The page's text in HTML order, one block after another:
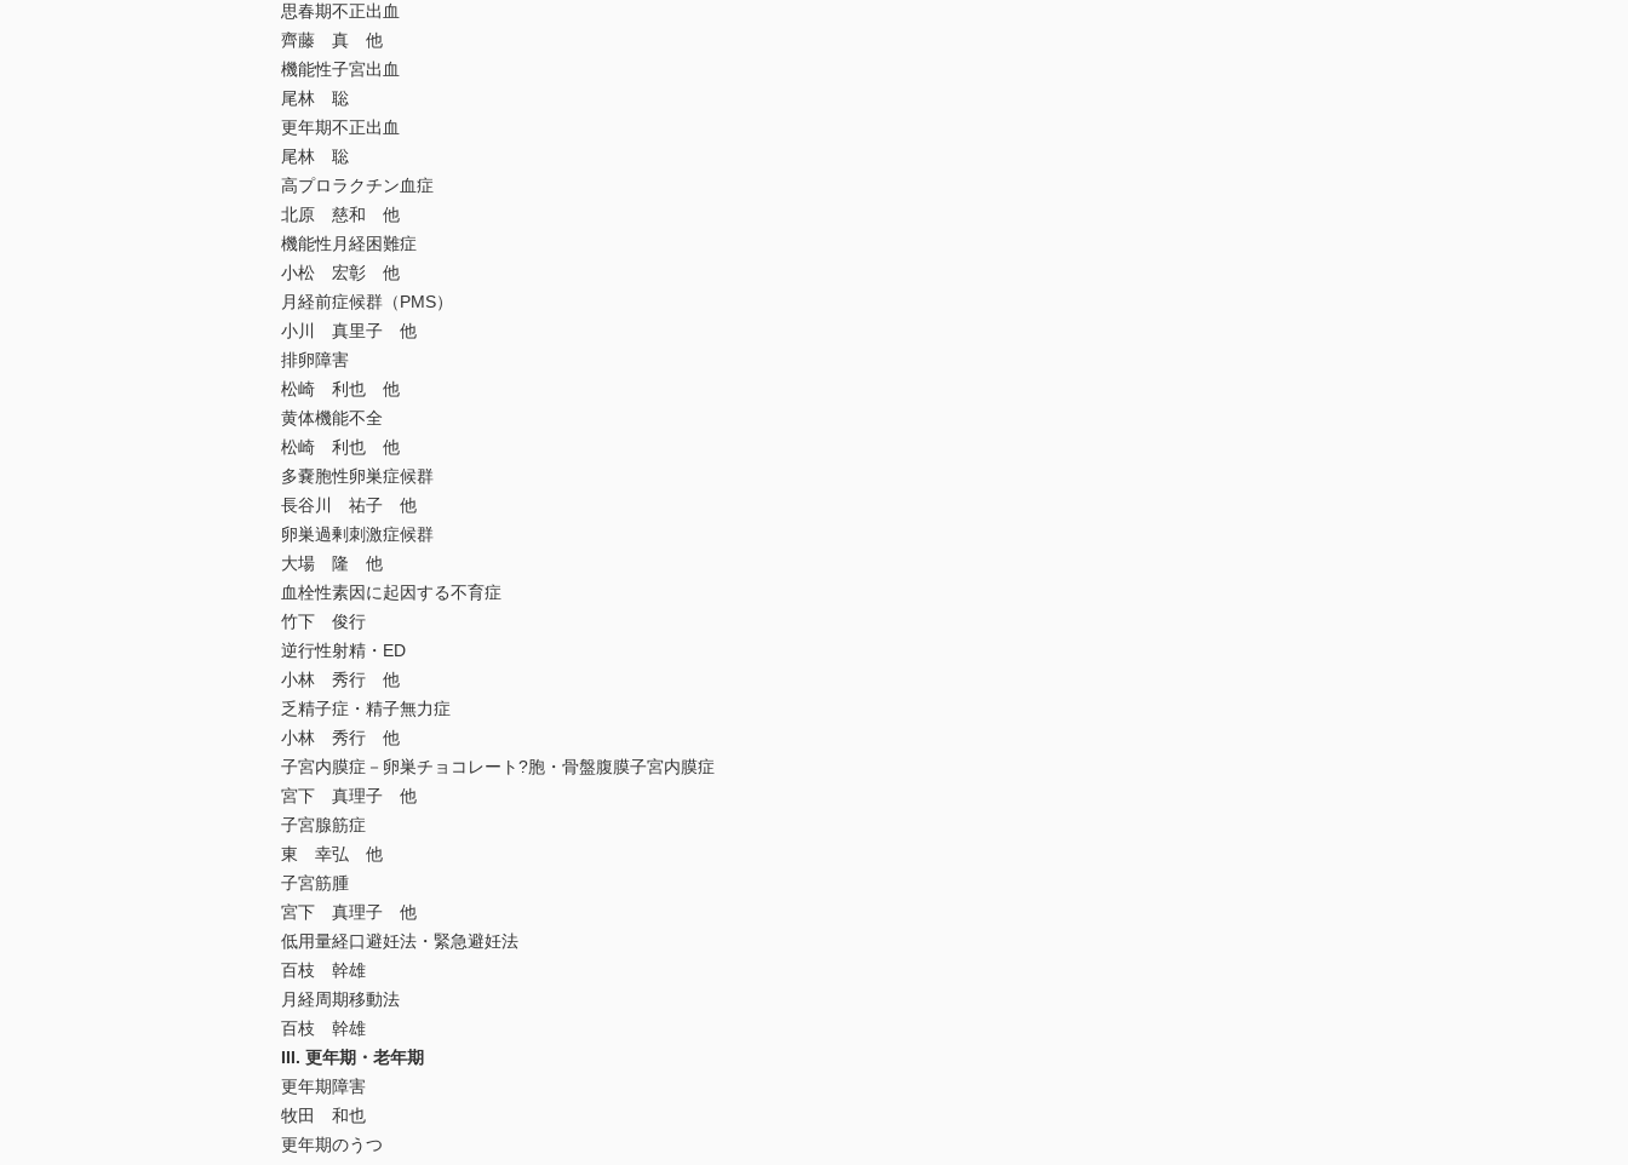
思春期不正出血
齊藤 真 他
機能性子宮出血
尾林 聡
更年期不正出血
尾林 聡
高プロラクチン血症
北原 慈和 他
機能性月経困難症
小松 宏彰 他
月経前症候群（PMS）
小川 真里子 他
排卵障害
松崎 利也 他
黄体機能不全
松崎 利也 他
多嚢胞性卵巣症候群
長谷川 祐子 他
卵巣過剰刺激症候群
大場 隆 他
血栓性素因に起因する不育症
竹下 俊行
逆行性射精・ED
小林 秀行 他
乏精子症・精子無力症
小林 秀行 他
子宮内膜症－卵巣チョコレート?胞・骨盤腹膜子宮内膜症
宮下 真理子 他
子宮腺筋症
東 幸弘 他
子宮筋腫
宮下 真理子 他
低用量経口避妊法・緊急避妊法
百枝 幹雄
月経周期移動法
百枝 幹雄
III. 更年期・老年期
更年期障害
牧田 和也
更年期のうつ